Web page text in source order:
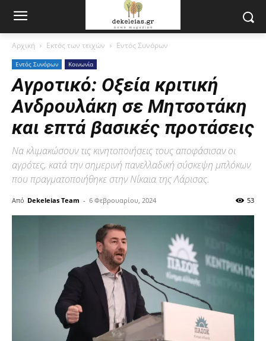
Αρχική Εκτός των τειχών Εντός Συνόρων
Εντός Συνόρων Κοινωνία
Αγροτικό: Οξεία κριτική
Ανδρουλάκη σε Μητσοτάκη
και επτά βασικές προτάσεις
Να κλιμακώσουν τις κινητοποιήσεις τους αποφάσισαν οι
αγρότες, κατά την σημερινή πανελλαδική σύσκεψη μπλόκων
που πραγματοποιήθηκε στην Νίκαια της Λάρισας.
Από Dekeleias Team - 6 Φεβρουαρίου, 2024 53